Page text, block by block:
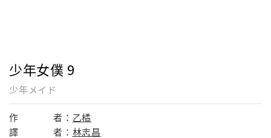
少年女僕 9
少年メイド
作 者： 乙橘
譯
者： 林志昌